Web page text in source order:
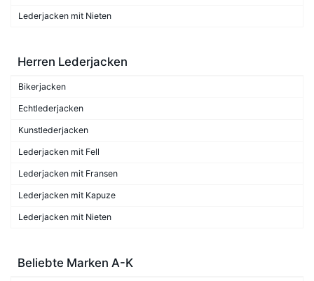
Lederjacken mit Nieten
Herren Lederjacken
Bikerjacken
Echtlederjacken
Kunstlederjacken
Lederjacken mit Fell
Lederjacken mit Fransen
Lederjacken mit Kapuze
Lederjacken mit Nieten
Beliebte Marken A-K